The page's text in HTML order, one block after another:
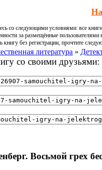
со следующими условиями: все
за размещённые пользователями
книгу без регистрации, прочтите
литература »
со своими друзьями:
Восьмой грех